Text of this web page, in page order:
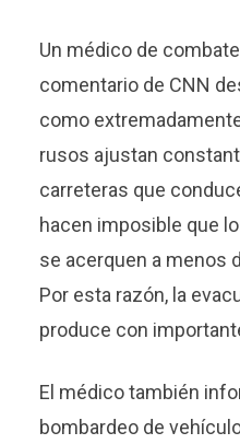
Un médico de
comentario de CNN
como
rusos ajustan
carreteras que
hacen imposible que
se acerquen a menos
Por esta razón, la
produce con
El médico también
bombardeo de